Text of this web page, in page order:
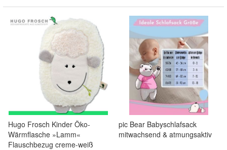
Hugo Frosch Kinder Öko-
Wärmflasche »Lamm«
Flauschbezug creme-weiß
pic Bear Babyschlafsack
mitwachsend & atmungsaktiv